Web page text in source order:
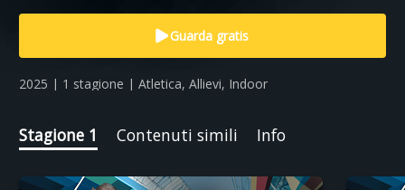
Guarda gratis
2025 | 1 stagione | Atletica, Allievi, Indoor
Stagione 1 Contenuti simili Info